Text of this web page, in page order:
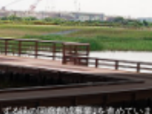
トープになるまで
来たデコボコの地形が､湿地や淡